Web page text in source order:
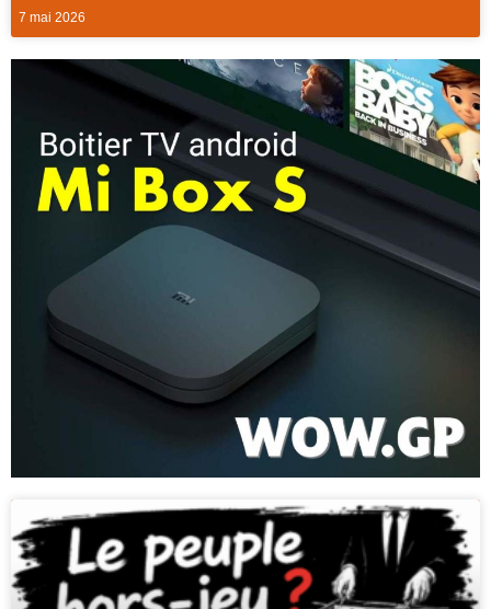
7 mai 2026